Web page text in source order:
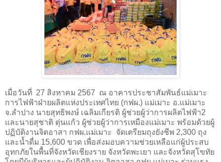
เมื่อวันที่ 27 สิงหาคม 2567 ณ อาคารประชาสัมพันธ์แม่เมาะ
การไฟฟ้าฝ่ายผลิตแห่งประเทศไทย (กฟผ.) แม่เมาะ อ.แม่เมาะ
จ.ลำปาง นายสุทธิพงษ์ เฉลิมเกียรติ ผู้ช่วยผู้ว่าการผลิตไฟฟ้า2
และนายสุชาติ ตุ่นแก้ว ผู้ช่วยผู้ว่าการเหมืองแม่เมาะ พร้อมด้วยผู้
ปฏิบัติงานจิตอาสา กฟผ.แม่เมาะ จัดเตรียมถุงยังชีพ 2,300 ถุง
และน้ำดื่ม 15,600 ขวด เพื่อส่งมอบความช่วยเหลือแก่ผู้ประสบ
อุทกภัยในพื้นที่จังหวัดเชียงราย จังหวัดพะเยา และจังหวัดสุโขทัย